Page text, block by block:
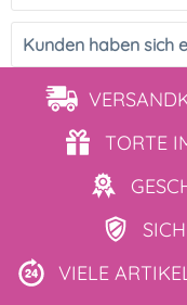
Kunden haben sich
TORTE
VIELE